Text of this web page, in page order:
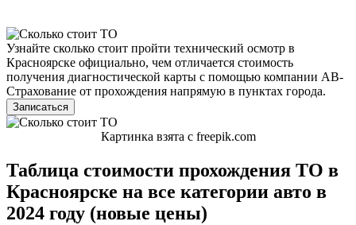
Узнайте сколько стоит пройти технический осмотр в
Красноярске официально, чем отличается стоимость
получения диагностической карты с помощью компании АВ-
Страхование от прохождения напрямую в пунктах города.
Записаться
Картинка взята с freepik.com
Таблица стоимости прохождения ТО в
Красноярске на все категории авто в
2024 году (новые цены)